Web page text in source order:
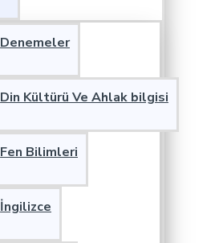
Denemeler
Din Kültürü Ve Ahlak bilgisi
Fen Bilimleri
İngilizce